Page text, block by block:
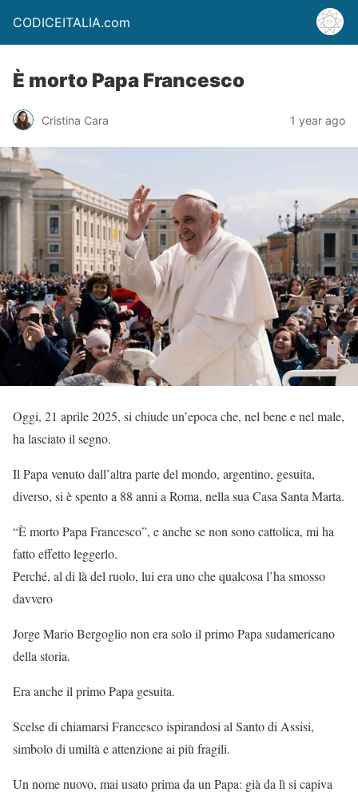
CODICEITALIA.com
È morto Papa Francesco
Cristina Cara 1 year ago
Oggi, 21 aprile 2025, si chiude un’epoca che, nel bene e nel male,
ha lasciato il segno.
Il Papa venuto dall’altra parte del mondo, argentino, gesuita,
diverso, si è spento a 88 anni a Roma, nella sua Casa Santa Marta.
“È morto Papa Francesco”, e anche se non sono cattolica, mi ha
fatto effetto leggerlo.
Perché, al di là del ruolo, lui era uno che qualcosa l’ha smosso
davvero
Jorge Mario Bergoglio non era solo il primo Papa sudamericano
della storia.
Era anche il primo Papa gesuita.
Scelse di chiamarsi Francesco ispirandosi al Santo di Assisi,
simbolo di umiltà e attenzione ai più fragili.
Un nome nuovo, mai usato prima da un Papa: già da lì si capiva